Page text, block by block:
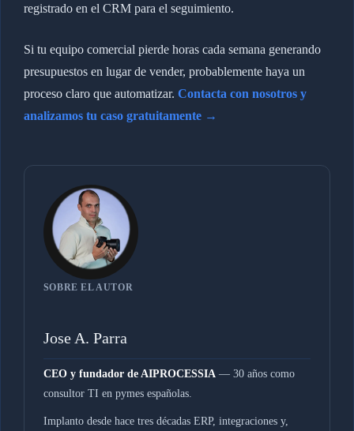
registrado en el CRM para el seguimiento.
Si tu equipo comercial pierde horas cada semana generando
presupuestos en lugar de vender, probablemente haya un
proceso claro que automatizar. Contacta con nosotros y
analizamos tu caso gratuitamente →
SOBRE EL AUTOR
Jose A. Parra
CEO y fundador de AIPROCESSIA — 30 años como
consultor TI en pymes españolas.
Implanto desde hace tres décadas ERP, integraciones y,